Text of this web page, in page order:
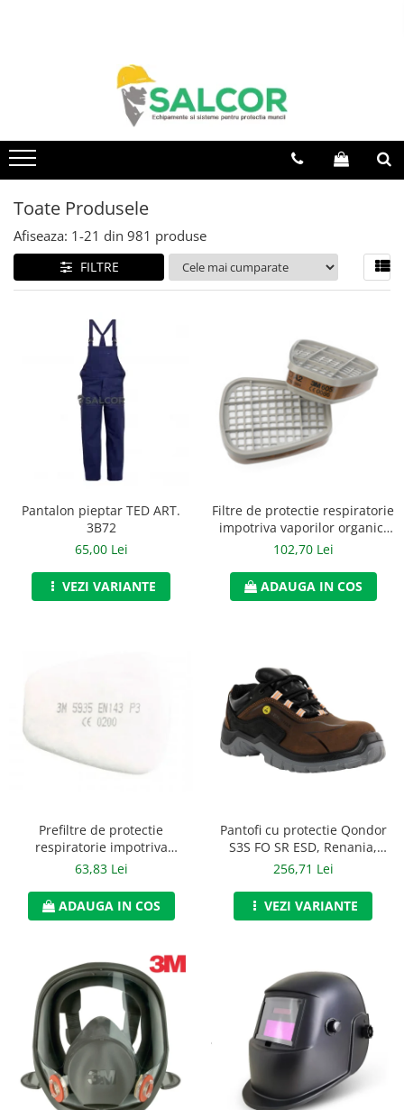
Articole unica folosinta
Combinezoane
Costum-Salopeta
Halate de lucru
Imbracaminte Femei
Jachete de iarna
Jachete/Bluze Salopeta
Pantaloni cu pieptar
Pantaloni scurti
Pelerine de ploaie
Protectie termica
Accesorii alpinism utilitar
Carabiniere
Mijloace de legatura
Opritoare de cadere
Puncte de ancorare
Sisteme de acces in canale
Incaltaminte
Toate Produsele
Afiseaza: 1-21 din 981 produse
FILTRE
Pantalon pieptar TED ART.
3B72
65,00 Lei
VEZI VARIANTE
Filtre de protectie respiratorie
impotriva vaporilor organici
de tip A2, 3M, art.6D23 (6055)
102,70 Lei
ADAUGA IN COS
Prefiltre de protectie
respiratorie impotriva
particulelor de tip P3, 3M,
63,83 Lei
ADAUGA IN COS
Pantofi cu protectie Qondor
S3S FO SR ESD, Renania,
art.9A00
256,71 Lei
VEZI VARIANTE